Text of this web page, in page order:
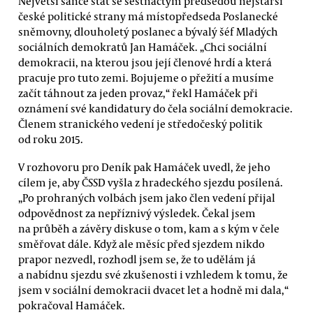
české politické strany má místopředseda Poslanecké
sněmovny, dlouholetý poslanec a bývalý šéf Mladých
sociálních demokratů Jan Hamáček. „Chci sociální
demokracii, na kterou jsou její členové hrdí a která
pracuje pro tuto zemi. Bojujeme o přežití a musíme
začít táhnout za jeden provaz,“ řekl Hamáček při
oznámení své kandidatury do čela sociální demokracie.
Členem stranického vedení je středočeský politik
od roku 2015.
V rozhovoru pro Deník pak Hamáček uvedl, že jeho
cílem je, aby ČSSD vyšla z hradeckého sjezdu posílená.
„Po prohraných volbách jsem jako člen vedení přijal
odpovědnost za nepříznivý výsledek. Čekal jsem
na průběh a závěry diskuse o tom, kam a s kým v čele
směřovat dále. Když ale měsíc před sjezdem nikdo
prapor nezvedl, rozhodl jsem se, že to udělám já
a nabídnu sjezdu své zkušenosti i vzhledem k tomu, že
jsem v sociální demokracii dvacet let a hodně mi dala,“
pokračoval Hamáček.